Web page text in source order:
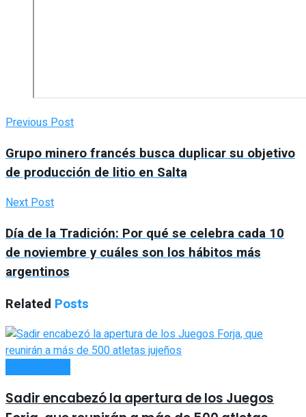
Previous Post
Grupo minero francés busca duplicar su objetivo
de producción de litio en Salta
Next Post
Día de la Tradición: Por qué se celebra cada 10
de noviembre y cuáles son los hábitos más
argentinos
Related Posts
Sadir encabezó la apertura de los Juegos